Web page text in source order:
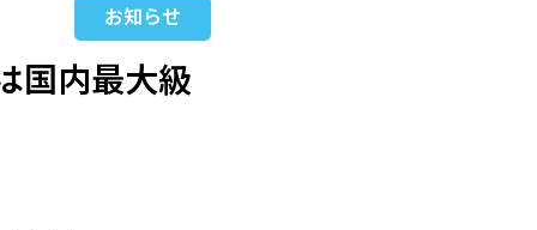
お知らせ
国内最大級